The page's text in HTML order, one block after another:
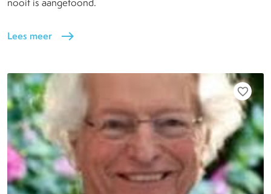
Lees meer east
favorite_border